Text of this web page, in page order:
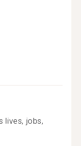
lives, jobs,